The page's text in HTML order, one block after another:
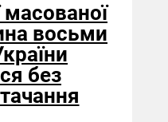
масованої
восьми
без